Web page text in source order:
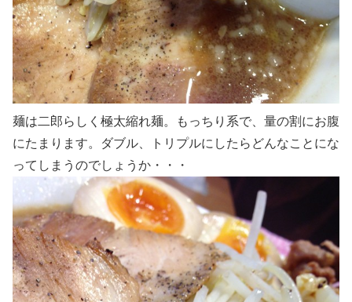
麺は二郎らしく極太縮れ麺。もっちり系で、量の割にお腹
にたまります。ダブル、トリプルにしたらどんなことにな
ってしまうのでしょうか・・・